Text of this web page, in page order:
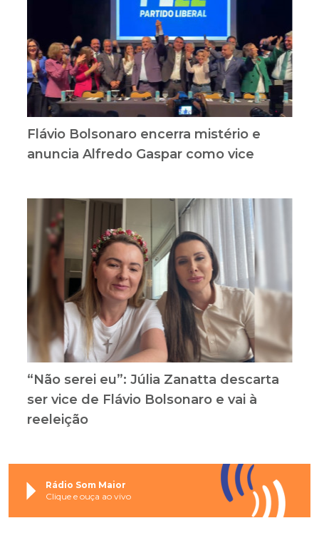
Flávio Bolsonaro encerra mistério e
anuncia Alfredo Gaspar como vice
“Não serei eu”: Júlia Zanatta descarta
ser vice de Flávio Bolsonaro e vai à
reeleição
Rádio Som Maior
Clique e ouça ao vivo